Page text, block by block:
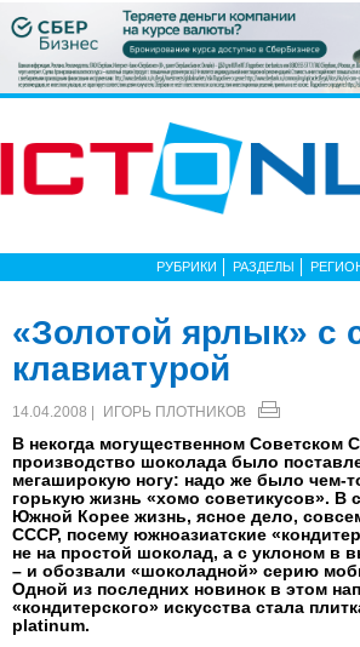
РУБРИКИ РАЗДЕЛЫ
«Золотой ярлык» с
клавиатурой
14.04.2008 | ИГОРЬ ПЛОТНИКОВ
В некогда могущественном Советском
производство шоколада было
мегаширокую ногу: надо же было чем-
горькую жизнь «хомо советикусов». В
Южной Корее жизнь, ясное дело,
СССР, посему южноазиатские
не на простой шоколад, а с уклоном в
– и обозвали «шоколадной» серию
Одной из последних новинок в этом
«кондитерского» искусства стала
platinum.